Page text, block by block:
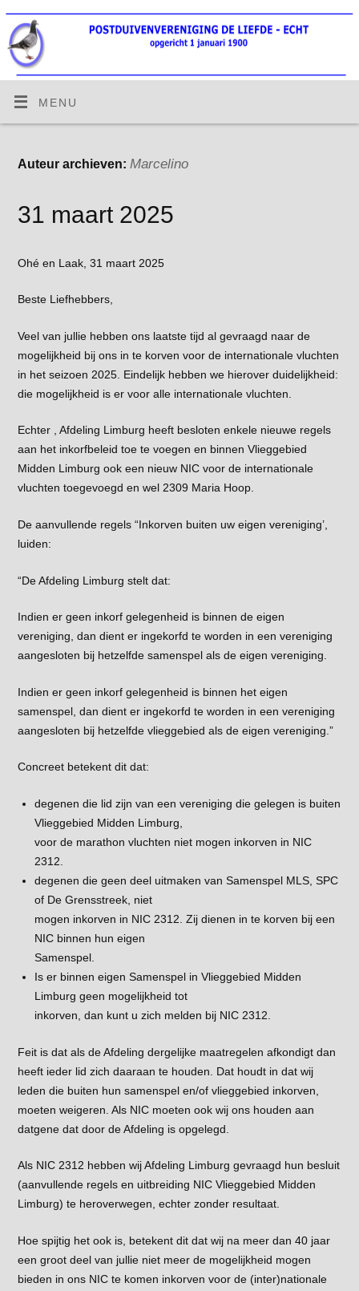
MENU
Auteur archieven: Marcelino
31 maart 2025
Ohé en Laak, 31 maart 2025
Beste Liefhebbers,
Veel van jullie hebben ons laatste tijd al gevraagd naar de
mogelijkheid bij ons in te korven voor de internationale vluchten
in het seizoen 2025. Eindelijk hebben we hierover duidelijkheid:
die mogelijkheid is er voor alle internationale vluchten.
Echter , Afdeling Limburg heeft besloten enkele nieuwe regels
aan het inkorfbeleid toe te voegen en binnen Vlieggebied
Midden Limburg ook een nieuw NIC voor de internationale
vluchten toegevoegd en wel 2309 Maria Hoop.
De aanvullende regels “Inkorven buiten uw eigen vereniging’,
luiden:
“De Afdeling Limburg stelt dat:
Indien er geen inkorf gelegenheid is binnen de eigen
vereniging, dan dient er ingekorfd te worden in een vereniging
aangesloten bij hetzelfde samenspel als de eigen vereniging.
Indien er geen inkorf gelegenheid is binnen het eigen
samenspel, dan dient er ingekorfd te worden in een vereniging
aangesloten bij hetzelfde vlieggebied als de eigen vereniging.”
Concreet betekent dit dat:
degenen die lid zijn van een vereniging die gelegen is buiten
Vlieggebied Midden Limburg,
voor de marathon vluchten niet mogen inkorven in NIC
2312.
degenen die geen deel uitmaken van Samenspel MLS, SPC
of De Grensstreek, niet
mogen inkorven in NIC 2312. Zij dienen in te korven bij een
NIC binnen hun eigen
Samenspel.
Is er binnen eigen Samenspel in Vlieggebied Midden
Limburg geen mogelijkheid tot
inkorven, dan kunt u zich melden bij NIC 2312.
Feit is dat als de Afdeling dergelijke maatregelen afkondigt dan
heeft ieder lid zich daaraan te houden. Dat houdt in dat wij
leden die buiten hun samenspel en/of vlieggebied inkorven,
moeten weigeren. Als NIC moeten ook wij ons houden aan
datgene dat door de Afdeling is opgelegd.
Als NIC 2312 hebben wij Afdeling Limburg gevraagd hun besluit
(aanvullende regels en uitbreiding NIC Vlieggebied Midden
Limburg) te heroverwegen, echter zonder resultaat.
Hoe spijtig het ook is, betekent dit dat wij na meer dan 40 jaar
een groot deel van jullie niet meer de mogelijkheid mogen
bieden in ons NIC te komen inkorven voor de (inter)nationale